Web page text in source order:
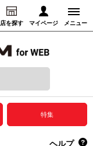
店を探す マイページ メニュー
録音からさがす
特集
ヘルプ